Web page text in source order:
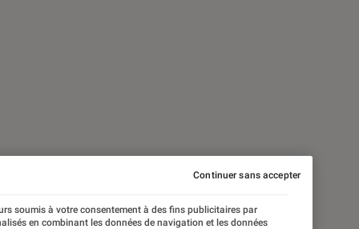
soumis à votre consentement à des fins publicitaires par
en combinant les données de navigation et les données
Continuer sans accepter